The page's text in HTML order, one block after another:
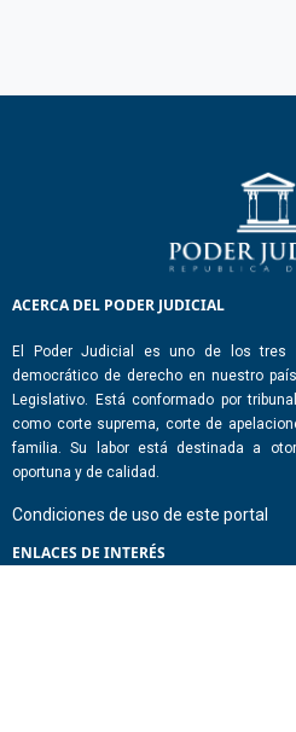
ACERCA DEL PODER JUDICIAL
El Poder Judicial es uno de los tres
democrático de derecho en nuestro
Legislativo. Está conformado por
como corte suprema, corte de
familia. Su labor está destinada a
oportuna y de calidad.
Condiciones de uso de este portal
ENLACES DE INTERÉS